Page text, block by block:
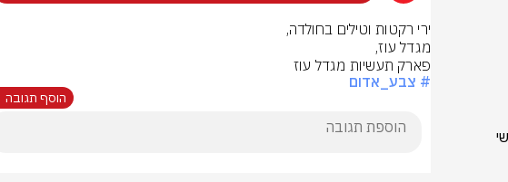
פארק תעשיות מגדל עוז
# צבע_אדום
הוסף תגובה